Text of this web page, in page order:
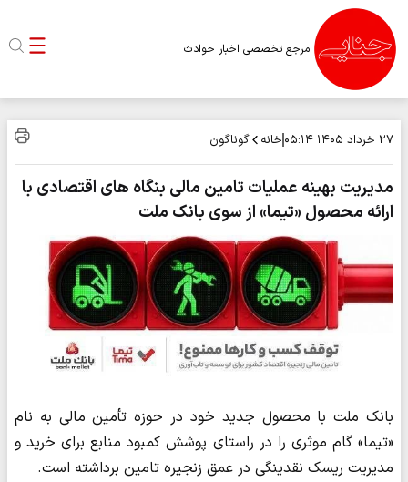
مرجع تخصصی اخبار حوادث
۲۷ خرداد ۱۴۰۵ ۰۵:۱۴ خانه گوناگون
مدیریت بهینه عملیات تامین مالی بنگاه های اقتصادی با
ارائه محصول «تیما» از سوی بانک ملت
بانک ملت با محصول جدید خود در حوزه تأمین مالی به نام
«تیما» گام موثری را در راستای پوشش کمبود منابع برای خرید و
مدیریت ریسک نقدینگی در عمق زنجیره تامین برداشته است.